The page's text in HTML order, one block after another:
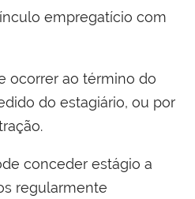
empregatício com
ocorrer ao término do
do estagiário, ou por
conceder estágio a
regularmente